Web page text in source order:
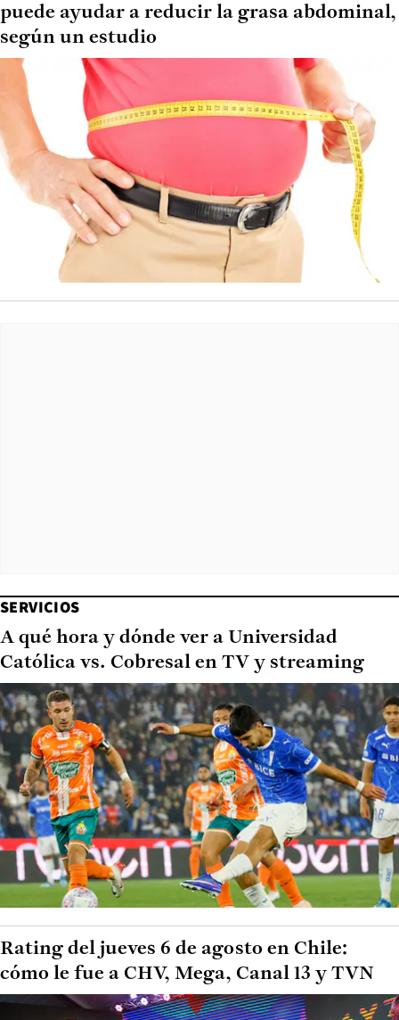
puede ayudar a reducir la grasa abdominal,
según un estudio
SERVICIOS
A qué hora y dónde ver a Universidad
Católica vs. Cobresal en TV y streaming
Rating del jueves 6 de agosto en Chile:
cómo le fue a CHV, Mega, Canal 13 y TVN